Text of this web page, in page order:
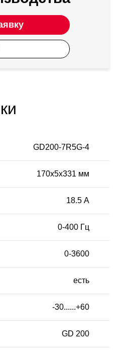
GD200-7R5G-4
170х5х331 мм
18.5 А
0-400 Гц
0-3600
есть
-30......+60
GD 200